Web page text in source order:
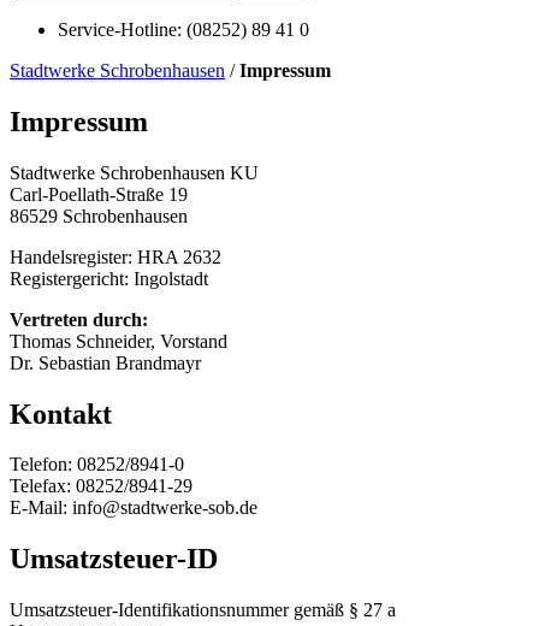
Service-Hotline: (08252) 89 41 0
Stadtwerke Schrobenhausen /Impressum
Impressum
Stadtwerke Schrobenhausen KU
Carl-Poellath-Straße 19
86529 Schrobenhausen
Handelsregister: HRA 2632
Registergericht: Ingolstadt
Vertreten durch:
Thomas Schneider, Vorstand
Dr. Sebastian Brandmayr
Kontakt
Telefon: 08252/8941-0
Telefax: 08252/8941-29
E-Mail: info@stadtwerke-sob.de
Umsatzsteuer-ID
Umsatzsteuer-Identifikationsnummer gemäß § 27 a